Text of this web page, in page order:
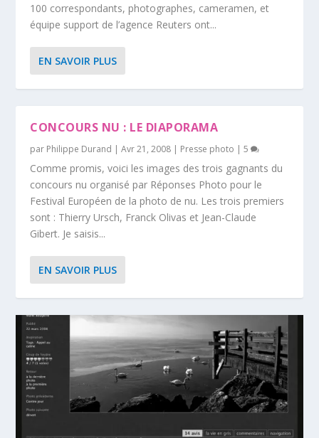
100 correspondants, photographes, cameramen, et
équipe support de l’agence Reuters ont...
EN SAVOIR PLUS
CONCOURS NU : LE DIAPORAMA
par Philippe Durand |Avr 21, 2008 | Presse photo |5
Comme promis, voici les images des trois gagnants du
concours nu organisé par Réponses Photo pour le
Festival Européen de la photo de nu. Les trois premiers
sont : Thierry Ursch, Franck Olivas et Jean-Claude
Gibert. Je saisis...
EN SAVOIR PLUS